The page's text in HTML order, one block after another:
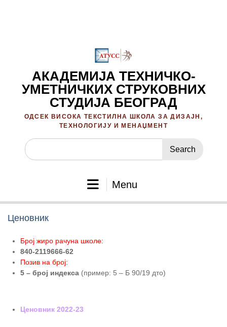
АКАДЕМИЈА ТЕХНИЧКО-
УМЕТНИЧКИХ СТРУКОВНИХ
СТУДИЈА БЕОГРАД
ОДСЕК ВИСОКА ТЕКСТИЛНА ШКОЛА ЗА ДИЗАЈН,
ТЕХНОЛОГИЈУ И МЕНАЏМЕНТ
Search
for:
Menu
Ценовник
Број жиро рачуна школе:
840-2119666-62
Позив на број:
5 – број индекса (пример: 5 – Б 90/19 дто)
Ценовник 2022-23